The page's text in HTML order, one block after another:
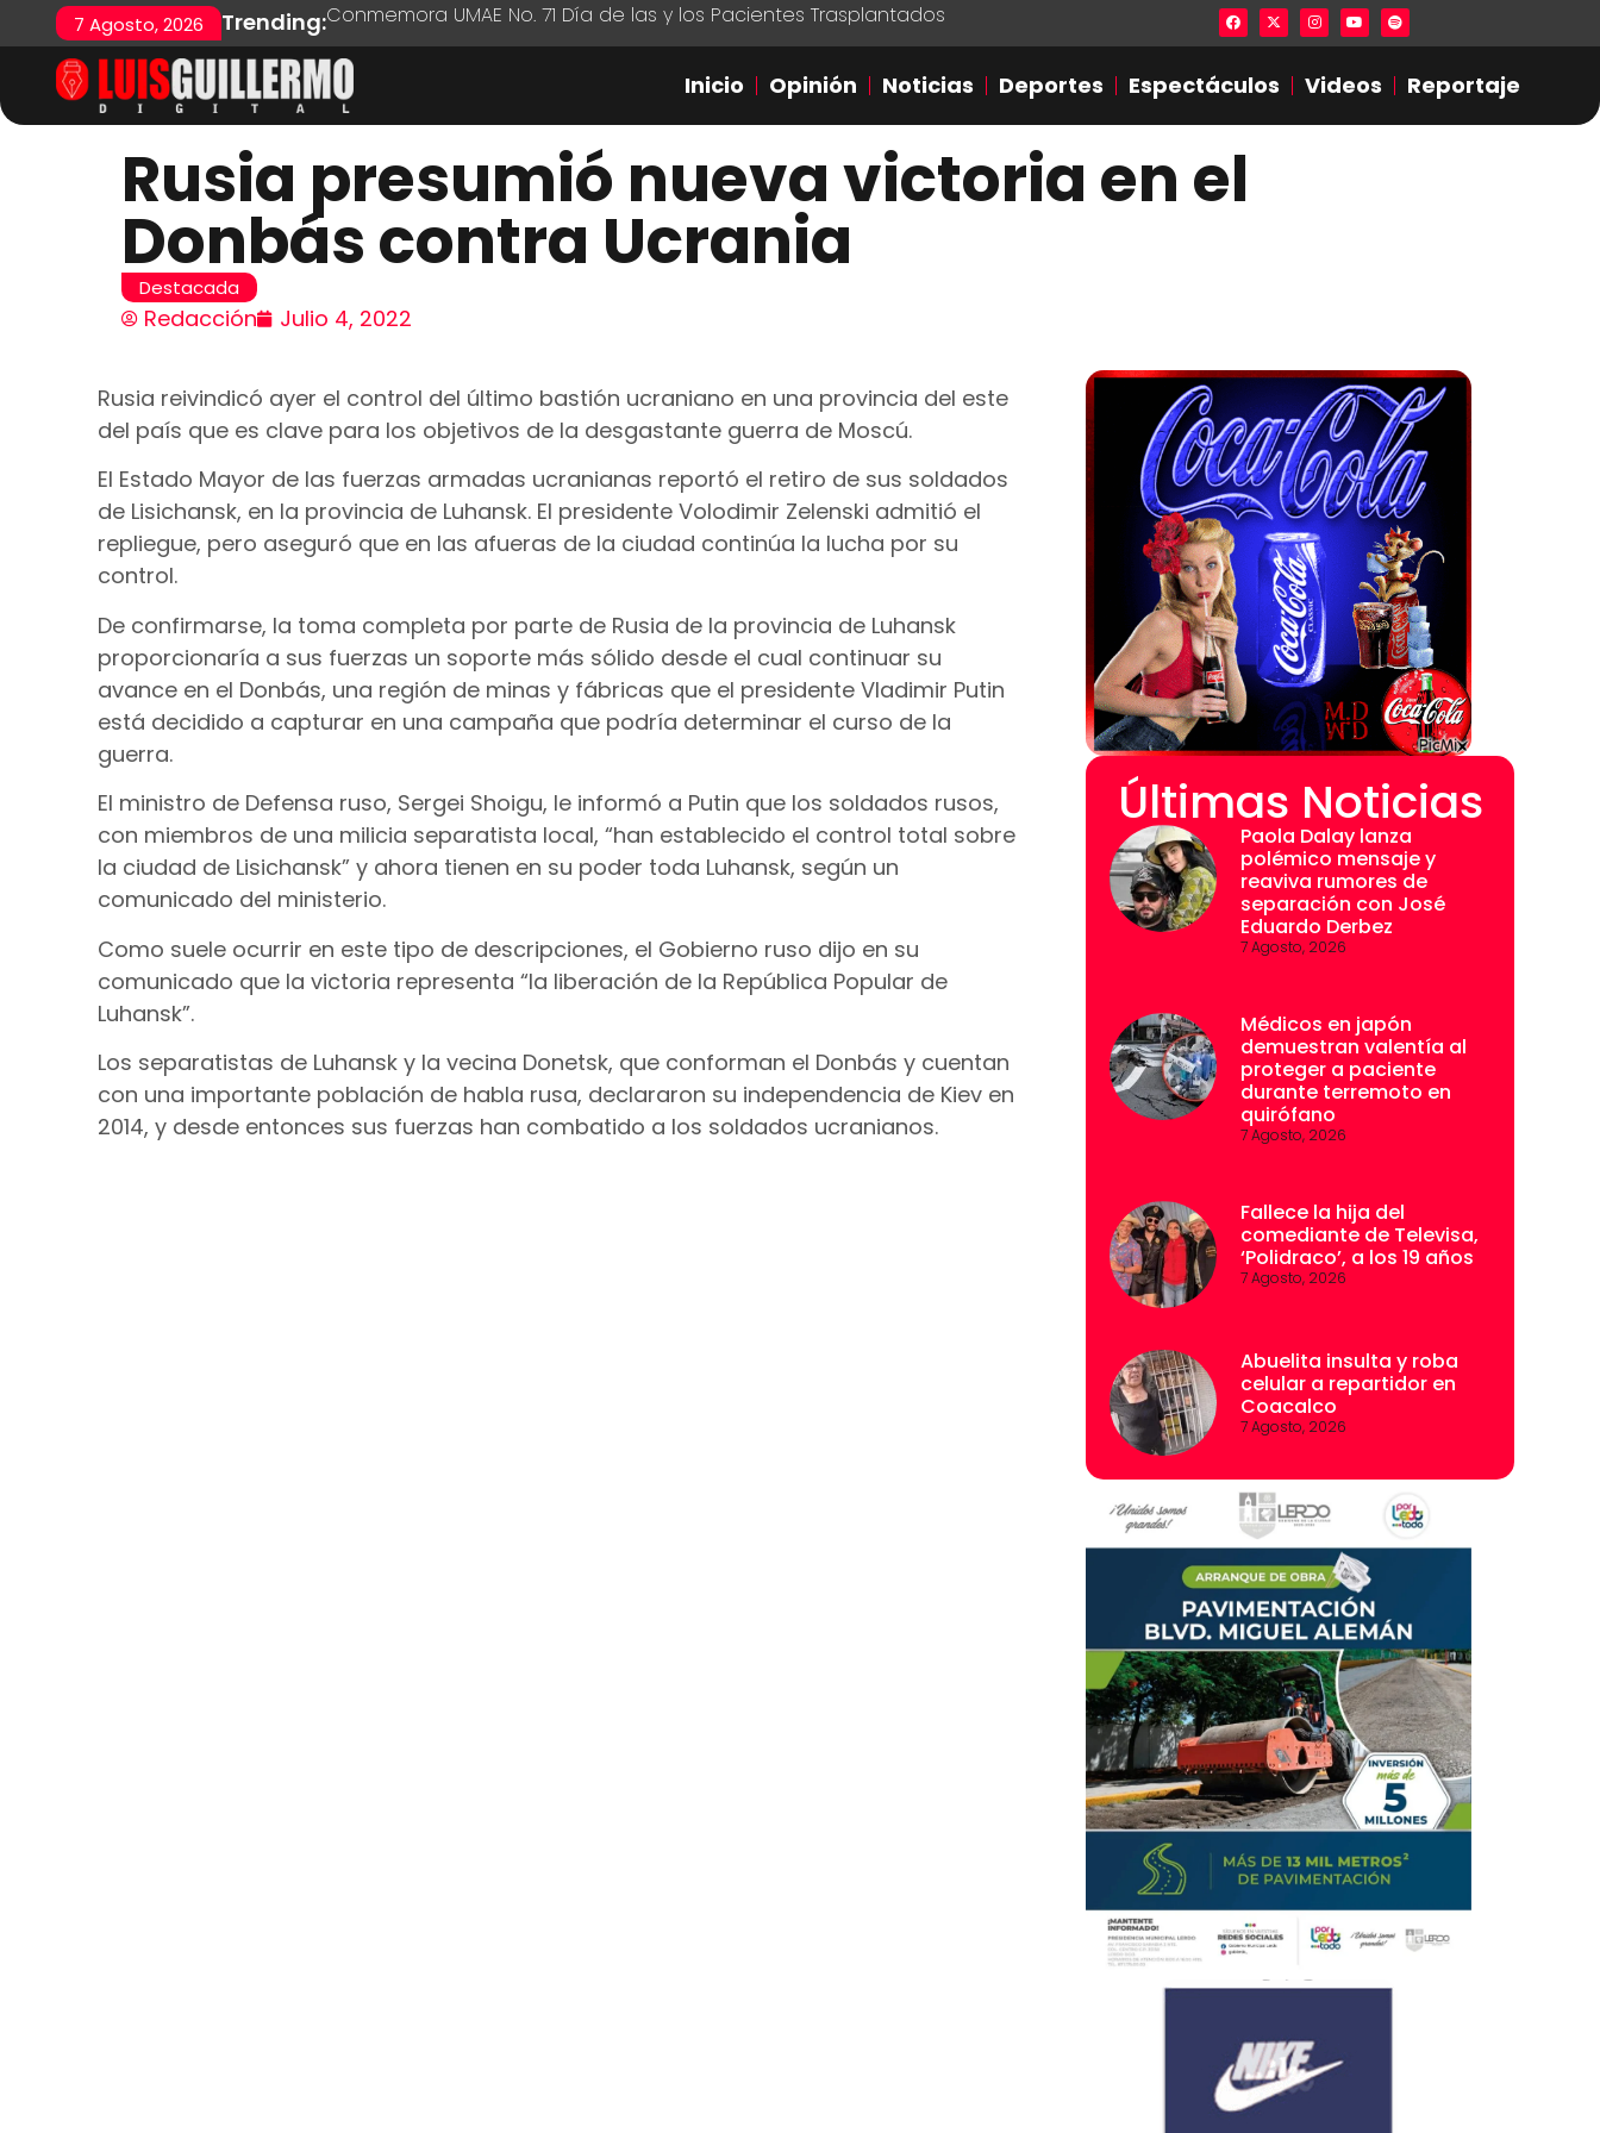
7 Agosto, 2026 Trending:Conmemora UMAE No. 71 Día de las y los Pacientes Trasplantados Lista en excel expone presuntas
Inicio Opinión Noticias Deportes Espectáculos Videos Reportaje
Rusia presumió nueva victoria en el
Donbás contra Ucrania
Destacada
Redacción Julio 4, 2022
Rusia reivindicó ayer el control del último bastión ucraniano en una provincia del este
del país que es clave para los objetivos de la desgastante guerra de Moscú.
El Estado Mayor de las fuerzas armadas ucranianas reportó el retiro de sus soldados
de Lisichansk, en la provincia de Luhansk. El presidente Volodimir Zelenski admitió el
repliegue, pero aseguró que en las afueras de la ciudad continúa la lucha por su
control.
De confirmarse, la toma completa por parte de Rusia de la provincia de Luhansk
proporcionaría a sus fuerzas un soporte más sólido desde el cual continuar su
avance en el Donbás, una región de minas y fábricas que el presidente Vladimir Putin
está decidido a capturar en una campaña que podría determinar el curso de la
guerra.
El ministro de Defensa ruso, Sergei Shoigu, le informó a Putin que los soldados rusos,
con miembros de una milicia separatista local, “han establecido el control total sobre
la ciudad de Lisichansk” y ahora tienen en su poder toda Luhansk, según un
comunicado del ministerio.
Como suele ocurrir en este tipo de descripciones, el Gobierno ruso dijo en su
comunicado que la victoria representa “la liberación de la República Popular de
Luhansk”.
Los separatistas de Luhansk y la vecina Donetsk, que conforman el Donbás y cuentan
con una importante población de habla rusa, declararon su independencia de Kiev en
2014, y desde entonces sus fuerzas han combatido a los soldados ucranianos.
Últimas Noticias
Paola Dalay lanza
polémico mensaje y
reaviva rumores de
separación con José
Eduardo Derbez
7 Agosto, 2026
Médicos en japón
demuestran valentía al
proteger a paciente
durante terremoto en
quirófano
7 Agosto, 2026
Fallece la hija del
comediante de Televisa,
‘Polidraco’, a los 19 años
7 Agosto, 2026
Abuelita insulta y roba
celular a repartidor en
Coacalco
7 Agosto, 2026